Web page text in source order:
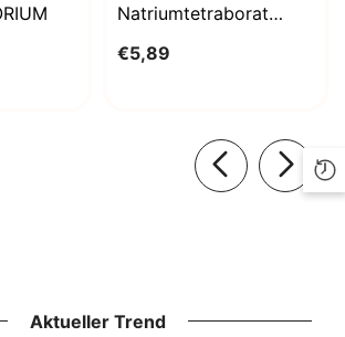
Natriumtetraborat
BioLaboratorium
€5,89
Aktueller Trend